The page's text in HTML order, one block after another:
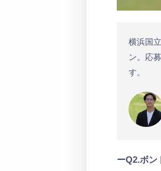
横浜国
ン。応
す。
ーQ2.ボン